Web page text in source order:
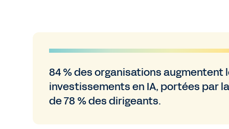
84 % des organisations augmentent
investissements en IA, portées par
de 78 % des dirigeants.